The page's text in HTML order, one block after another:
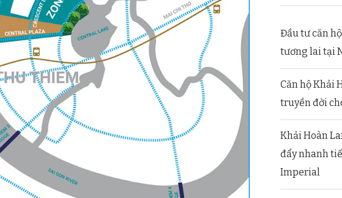
Đầu tư căn
tương lai tại
Căn hộ Khải
truyền đời
Khải Hoàn
đẩy nhanh
Imperial